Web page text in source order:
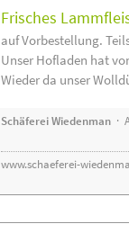
Frisches
auf Vorbestellung.
Unser Hofladen hat
Wieder da unser
Schäferei Wiedenman ·
www.schaeferei-